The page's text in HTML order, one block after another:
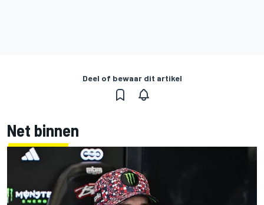
Deel of bewaar dit artikel
Net binnen